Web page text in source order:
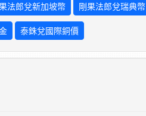
法郎兌新加坡幣 剛果法郎兌瑞典幣
泰銖兌國際銅價